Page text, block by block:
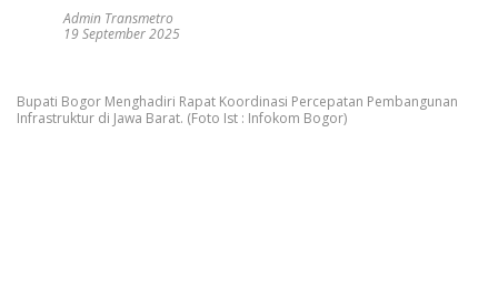
Admin Transmetro
19 September 2025
Bupati Bogor Menghadiri Rapat Koordinasi Percepatan Pembangunan
Infrastruktur di Jawa Barat. (Foto Ist : Infokom Bogor)